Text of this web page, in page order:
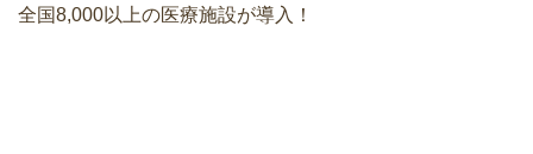
全国8,000以上の医療施設が導入！